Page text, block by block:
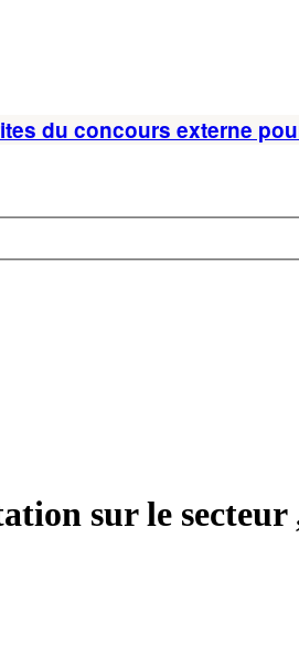
du concours externe
sur le